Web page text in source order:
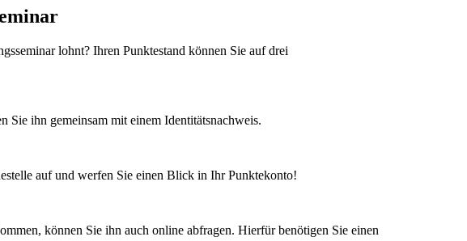
lohnt? Ihren Punktestand können Sie auf drei
ihn gemeinsam mit einem Identitätsnachweis.
auf und werfen Sie einen Blick in Ihr Punktekonto!
können Sie ihn auch online abfragen. Hierfür benötigen Sie einen